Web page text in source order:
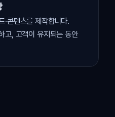
·콘텐츠를 제작합니다.
고, 고객이 유지되는 동안